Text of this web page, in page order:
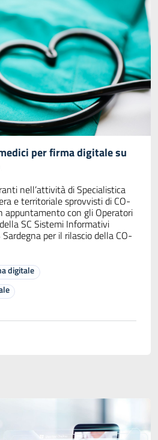
per firma digitale su
nell’attività di Specialistica
e territoriale sprovvisti di CO-
appuntamento con gli Operatori
SC Sistemi Informativi
per il rilascio della CO-
digitale